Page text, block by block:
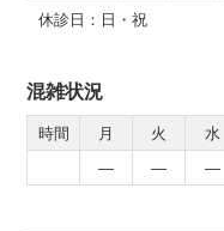
休診日：日・祝
混雑状況
時間 月 火 水
―
― ―